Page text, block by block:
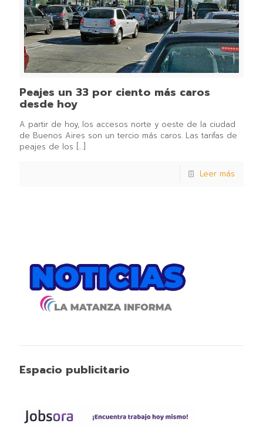
Peajes un 33 por ciento más caros
desde hoy
A partir de hoy, los accesos norte y oeste de la ciudad
de Buenos Aires son un tercio más caros. Las tarifas de
peajes de los […]
Leer más
Espacio publicitario